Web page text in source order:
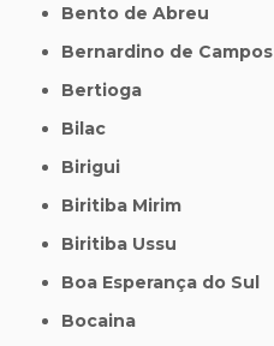
Bento de Abreu
Bernardino de Campos
Bertioga
Bilac
Birigui
Biritiba Mirim
Biritiba Ussu
Boa Esperança do Sul
Bocaina